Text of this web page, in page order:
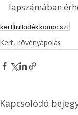
lapszámában
kerthulladékkomposzt
Kert, növényápolás
Kapcsolódó